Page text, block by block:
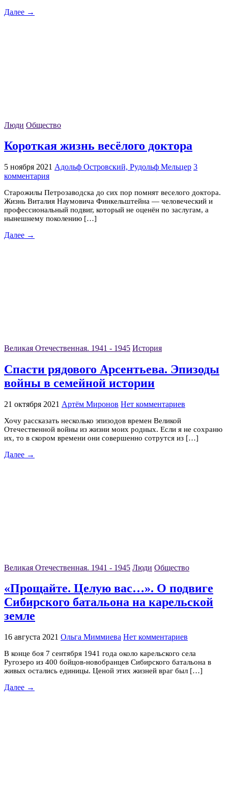
Далее →
Люди Общество
Короткая жизнь весёлого доктора
5 ноября 2021 Адольф Островский, Рудольф Мельцер 3
комментария
Старожилы Петрозаводска до сих пор помнят веселого доктора.
Жизнь Виталия Наумовича Финкельштейна — человеческий и
профессиональный подвиг, который не оценён по заслугам, а
нынешнему поколению […]
Далее →
Великая Отечественная. 1941 - 1945 История
Спасти рядового Арсентьева. Эпизоды
войны в семейной истории
21 октября 2021 Артём Миронов Нет комментариев
Хочу рассказать несколько эпизодов времен Великой
Отечественной войны из жизни моих родных. Если я не сохраню
их, то в скором времени они совершенно сотрутся из […]
Далее →
Великая Отечественная. 1941 - 1945 Люди Общество
«Прощайте. Целую вас…». О подвиге
Сибирского батальона на карельской
земле
16 августа 2021 Ольга Миммиева Нет комментариев
В конце боя 7 сентября 1941 года около карельского села
Ругозеро из 400 бойцов-новобранцев Сибирского батальона в
живых остались единицы. Ценой этих жизней враг был […]
Далее →